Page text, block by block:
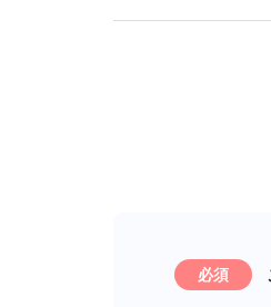
必須